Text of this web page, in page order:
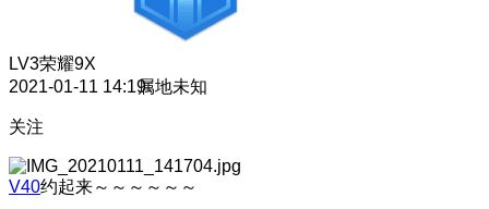
LV3荣耀9X
2021-01-11 14:19属地未知
关注
V40约起来～～～～～～